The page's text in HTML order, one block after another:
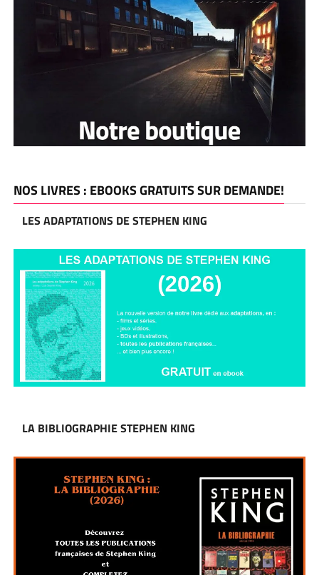
NOS LIVRES : EBOOKS GRATUITS SUR DEMANDE!
LES ADAPTATIONS DE STEPHEN KING
LA BIBLIOGRAPHIE STEPHEN KING